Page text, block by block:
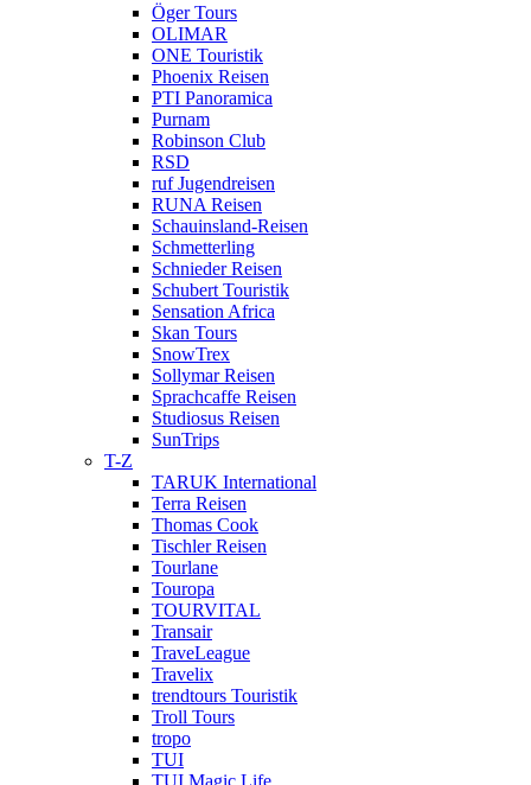
Öger Tours
OLIMAR
ONE Touristik
Phoenix Reisen
PTI Panoramica
Purnam
Robinson Club
RSD
ruf Jugendreisen
RUNA Reisen
Schauinsland-Reisen
Schmetterling
Schnieder Reisen
Schubert Touristik
Sensation Africa
Skan Tours
SnowTrex
Sollymar Reisen
Sprachcaffe Reisen
Studiosus Reisen
SunTrips
T-Z
TARUK International
Terra Reisen
Thomas Cook
Tischler Reisen
Tourlane
Touropa
TOURVITAL
Transair
TraveLeague
Travelix
trendtours Touristik
Troll Tours
tropo
TUI
TUI Magic Life